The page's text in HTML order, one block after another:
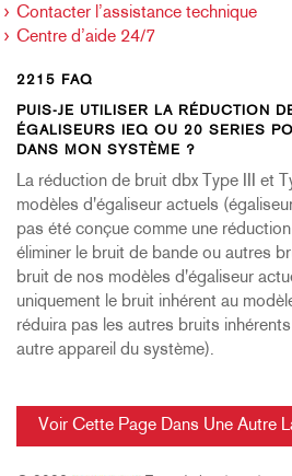
Contacter l’assistance technique
Centre d’aide 24/7
2215 FAQ
PUIS-JE UTILISER LA RÉDUCTION
ÉGALISEURS IEQ OU 20 SERIES
DANS MON SYSTÈME ?
La réduction de bruit dbx Type III et
modèles d'égaliseur actuels
pas été conçue comme une
éliminer le bruit de bande ou autres
bruit de nos modèles d'égaliseur
uniquement le bruit inhérent au
réduira pas les autres bruits
autre appareil du système).
Voir Cette Page Dans Une Autre